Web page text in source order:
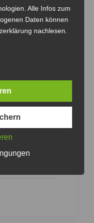
Alle Infos zum
Daten können
nachlesen.